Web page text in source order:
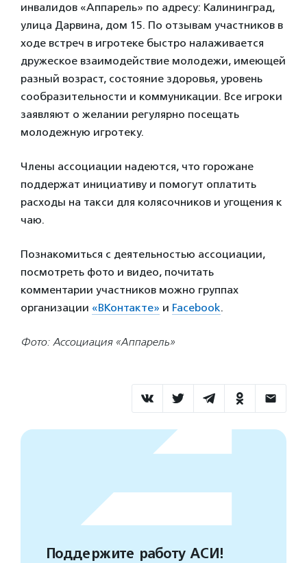
инвалидов «Аппарель» по адресу: Калининград,
улица Дарвина, дом 15. По отзывам участников в
ходе встреч в игротеке быстро налаживается
дружеское взаимодействие молодежи, имеющей
разный возраст, состояние здоровья, уровень
сообразительности и коммуникации. Все игроки
заявляют о желании регулярно посещать
молодежную игротеку.
Члены ассоциации надеются, что горожане
поддержат инициативу и помогут оплатить
расходы на такси для колясочников и угощения к
чаю.
Познакомиться с деятельностью ассоциации,
посмотреть фото и видео, почитать
комментарии участников можно группах
организации «ВКонтакте» и Facebook.
Фото: Ассоциация «Аппарель»
Поддержите работу АСИ!